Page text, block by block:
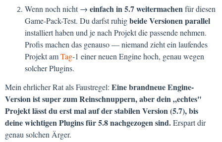
Wenn noch nicht → einfach in 5.7 weitermachen für diesen
Game-Pack-Test. Du darfst ruhigbeide Versionen parallel
installiert haben und je nach Projekt die passende nehmen.
Profis machen das genauso — niemand zieht ein laufendes
Projekt amTag-1 einer neuen Engine hoch, genau wegen
solcher Plugins.
Mein ehrlicher Rat als Faustregel: Eine brandneue Engine-
Version ist super zum Reinschnuppern, aber dein „echtes"
Projekt lässt du erst mal auf der stabilen Version (5.7), bis
deine wichtigen Plugins für 5.8 nachgezogen sind.Erspart dir
genau solchen Ärger.